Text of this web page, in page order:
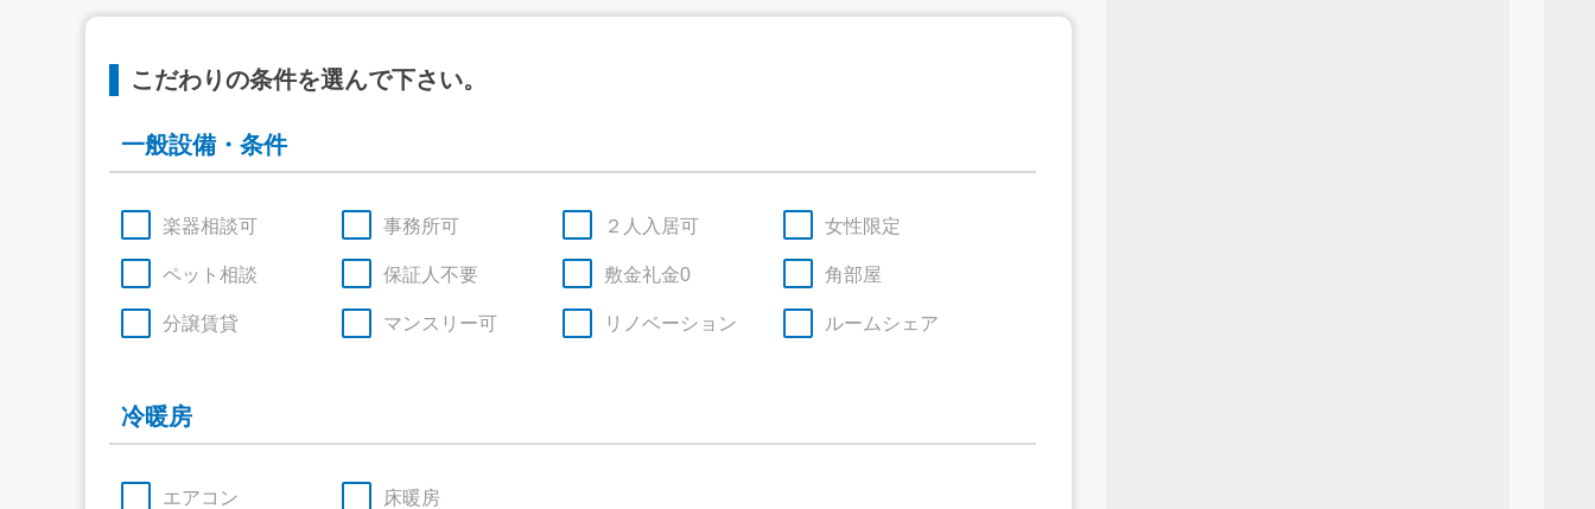
こだわりの条件を選んで下さい。
一般設備・条件
楽器相談可 事務所可 ２人入居可 女性限定
ペット相談 保証人不要 敷金礼金0 角部屋
分譲賃貸 マンスリー可 リノベーション ルームシェア
冷暖房
エアコン 床暖房